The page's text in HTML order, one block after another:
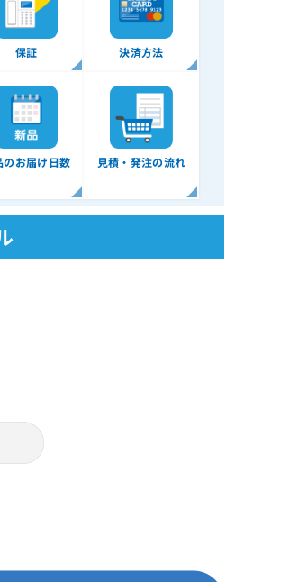
保証 決済方法
のお届け日数 見積・発注の流れ